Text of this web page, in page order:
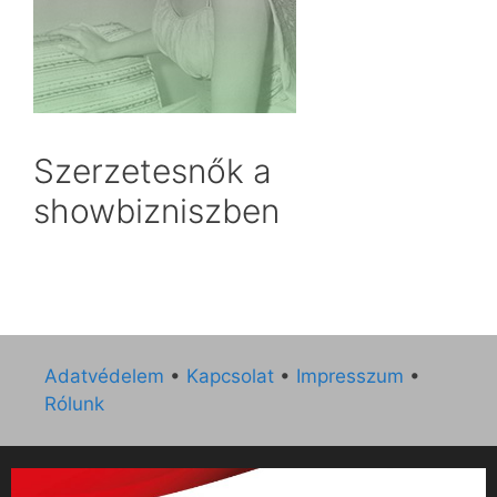
Szerzetesnők a
showbizniszben
Adatvédelem • Kapcsolat • Impresszum •
Rólunk